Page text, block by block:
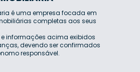
é uma empresa focada em
completas aos seus
e informações acima exibidos
devendo ser confirmados
responsável.